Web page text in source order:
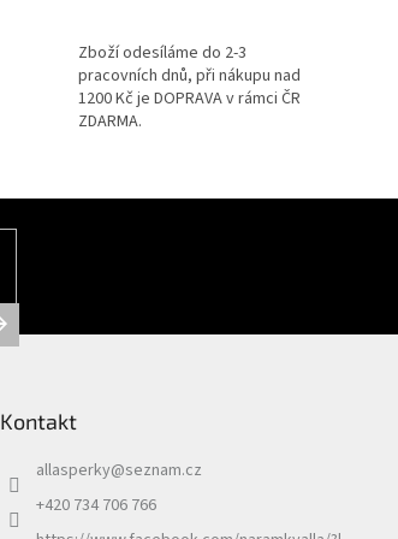
c
í
p
y
u
Zboží odesíláme do 2-3
pracovních dnů, při nákupu nad
1200 Kč je DOPRAVA v rámci ČR
ZDARMA.
Kontakt
allasperky@seznam.cz
+420 734 706 766